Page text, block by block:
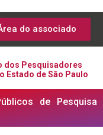
do associado
dos Pesquisadores
Estado de São Paulo
de Pesquisa